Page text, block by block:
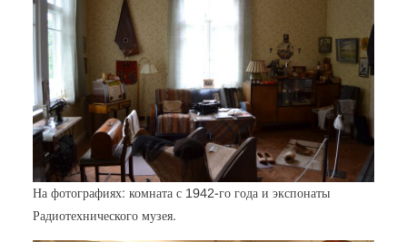
На фотографиях: комната с 1942-го года и экспонаты
Радиотехнического музея.